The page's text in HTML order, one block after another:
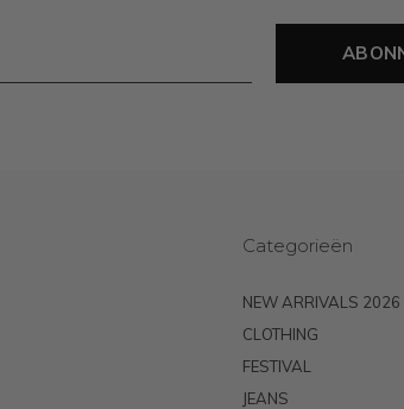
Categorieën
NEW ARRIVALS 2026
CLOTHING
FESTIVAL
JEANS